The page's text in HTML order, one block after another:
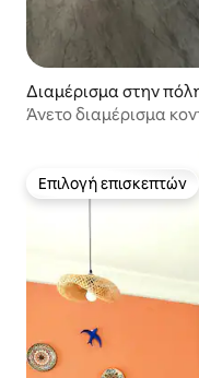
Διαμέρισμα στην
Άνετο διαμέρισμα
Επιλογή επισκεπτών
Επιλογή επισκεπτών